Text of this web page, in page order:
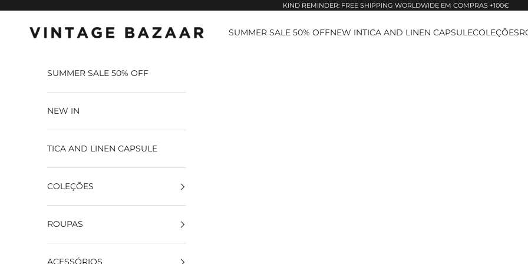
KIND REMINDER: FREE SHIPPING WORLDWIDE EM COMPRAS +100€
Vintage Bazaar SUMMER SALE 50% OFFNEW INTICA AND LINEN CAPSULECOLEÇÕES
SUMMER SALE 50% OFF
NEW IN
TICA AND LINEN CAPSULE
COLEÇÕES
ROUPAS
ACESSÓRIOS